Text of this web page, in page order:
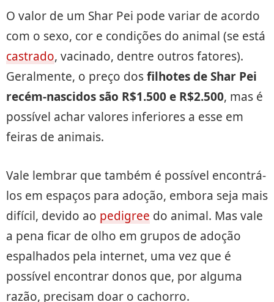
O valor de um Shar Pei pode variar de acordo
com o sexo, cor e condições do animal (se está
castrado, vacinado, dentre outros fatores).
Geralmente, o preço dosfilhotes de Shar Pei
recém-nascidos são R$1.500 e R$2.500, mas é
possível achar valores inferiores a esse em
feiras de animais.
Vale lembrar que também é possível encontrá-
los em espaços para adoção, embora seja mais
difícil, devido ao pedigree do animal. Mas vale
a pena ficar de olho em grupos de adoção
espalhados pela internet, uma vez que é
possível encontrar donos que, por alguma
razão, precisam doar o cachorro.